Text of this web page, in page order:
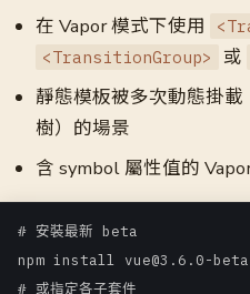
在 Vapor 模式下使用
<TransitionGroup> 或
靜態模板被多次動態掛
樹）的場景
含 symbol 屬性值的
# 安裝最新 beta
npm install vue@3.6.0-
# 或指定各子套件